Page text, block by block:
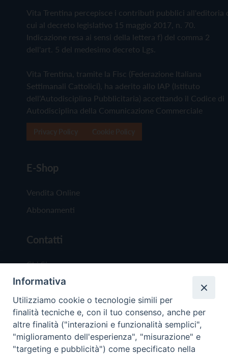
Vita Trentina percepisce i contributi pubblici all'editoria
cui al decreto legislativo 15 maggio 2017, n. 70.
Indicazione resa ai sensi della lettera f) del comma 2
dell'art. 5 del medesimo decreto Lgs.
Vita Trentina, tramite la Fisc (Federazione Italiana
Settimanali Cattolici), ha aderito allo IAP (Istituto
dell'Autodisciplina Pubblicitaria) accettando il Codice di
Autodisciplina della Comunicazione Commerciale
E-Shop
Vendita Online
Abbonamenti
Contatti
Chi Siamo
Redazione
Scrivici
Informativa
Utilizziamo cookie o tecnologie simili per
finalità tecniche e, con il tuo consenso, anche per
altre finalità ("interazioni e funzionalità semplici",
"miglioramento dell'esperienza", "misurazione" e
"targeting e pubblicità") come specificato nella